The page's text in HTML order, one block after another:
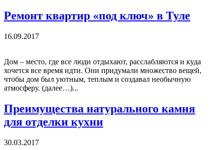
Ремонт квартир «под ключ» в Туле
16.09.2017
Дом – место, где все люди отдыхают, расслабляются и куда
хочется все время идти. Они придумали множество вещей,
чтобы дом был уютным, теплым и создавал необычную
атмосферу. (далее…)...
Преимущества натурального камня
для отделки кухни
30.03.2017